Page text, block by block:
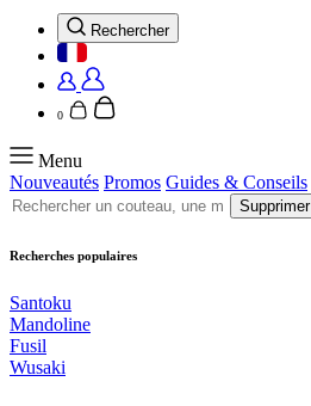
Rechercher
0
Menu
Nouveautés Promos Guides & Conseils
Supprimer
Recherches populaires
Santoku
Mandoline
Fusil
Wusaki